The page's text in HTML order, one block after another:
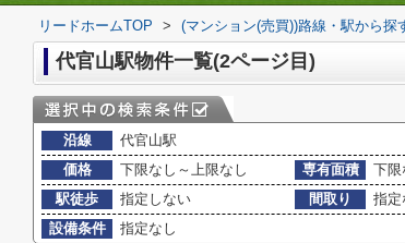
リードホームTOP > (マンション(売買))路線・駅から探
代官山駅物件一覧(2ページ目)
沿線
代官山駅
価格
下限なし～上限なし 専有面積 下限
駅徒歩
指定しない 間取り
指定
設備条件
指定なし